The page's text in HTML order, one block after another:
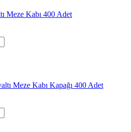
Meze Kabı 400 Adet
Meze Kabı Kapağı 400 Adet